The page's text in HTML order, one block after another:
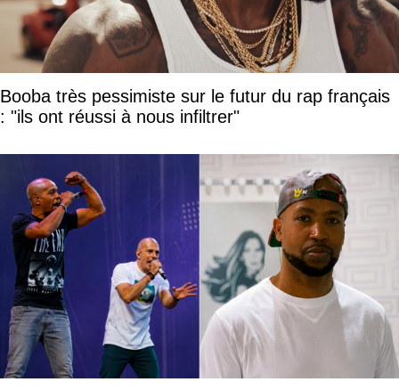
Booba très pessimiste sur le futur du rap français
: "ils ont réussi à nous infiltrer"